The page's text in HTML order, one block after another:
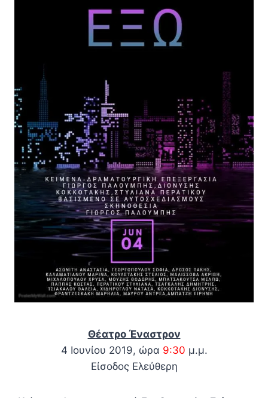
Θέατρο Έναστρον
4 Ιουνίου 2019, ώρα 9:30 μ.μ.
Είσοδος Ελεύθερη